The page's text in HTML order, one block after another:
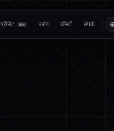
प्रीसेट बीटा ब्लॉग कीमतें संपर्क